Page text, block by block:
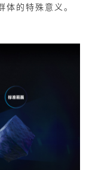
的特殊意义。